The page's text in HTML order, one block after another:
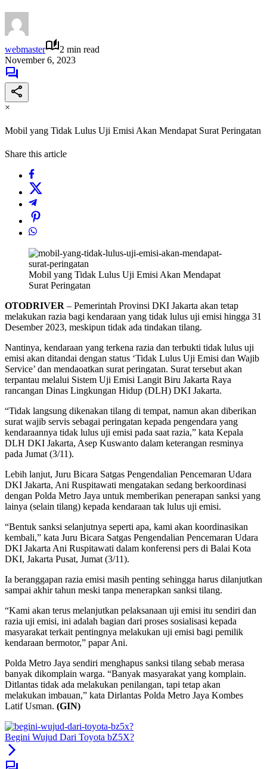
webmaster
2 min read
November 6, 2023
×
Mobil yang Tidak Lulus Uji Emisi Akan Mendapat Surat Peringatan
Share this article
Mobil yang Tidak Lulus Uji Emisi Akan Mendapat
Surat Peringatan
OTODRIVER – Pemerintah Provinsi DKI Jakarta akan tetap
melakukan razia bagi kendaraan yang tidak lulus uji emisi hingga 31
Desember 2023, meskipun tidak ada tindakan tilang.
Nantinya, kendaraan yang terkena razia dan terbukti tidak lulus uji
emisi akan ditandai dengan status ‘Tidak Lulus Uji Emisi dan Wajib
Service’ dan mendaoatkan surat peringatan. Surat tersebut akan
terpantau melalui Sistem Uji Emisi Langit Biru Jakarta Raya
rancangan Dinas Lingkungan Hidup (DLH) DKI Jakarta.
“Tidak langsung dikenakan tilang di tempat, namun akan diberikan
surat wajib servis sebagai peringatan kepada pengendara yang
kendaraannya tidak lulus uji emisi pada saat razia,” kata Kepala
DLH DKI Jakarta, Asep Kuswanto dalam keterangan resminya
pada Jumat (3/11).
Lebih lanjut, Juru Bicara Satgas Pengendalian Pencemaran Udara
DKI Jakarta, Ani Ruspitawati mengatakan sedang berkoordinasi
dengan Polda Metro Jaya untuk memberikan penerapan sanksi yang
lainya (selain tilang) kepada kendaraan tak lulus uji emisi.
“Bentuk sanksi selanjutnya seperti apa, kami akan koordinasikan
kembali,” kata Juru Bicara Satgas Pengendalian Pencemaran Udara
DKI Jakarta Ani Ruspitawati dalam konferensi pers di Balai Kota
DKI, Jakarta Pusat, Jumat (3/11).
Ia beranggapan razia emisi masih penting sehingga harus dilanjutkan
sampai akhir tahun meski tanpa menerapkan sanksi tilang.
“Kami akan terus melanjutkan pelaksanaan uji emisi itu sendiri dan
razia uji emisi, ini adalah bagian dari proses sosialisasi kepada
masyarakat terkait pentingnya melakukan uji emisi bagi pemilik
kendaraan bermotor,” papar Ani.
Polda Metro Jaya sendiri menghapus sanksi tilang sebab merasa
banyak dikomplain warga. “Banyak masyarakat yang komplain.
Ditlantas tidak ada melakukan penilangan, tapi tetap akan
melakukan imbauan,” kata Dirlantas Polda Metro Jaya Kombes
Latif Usman. (GIN)
Begini Wujud Dari Toyota bZ5X?